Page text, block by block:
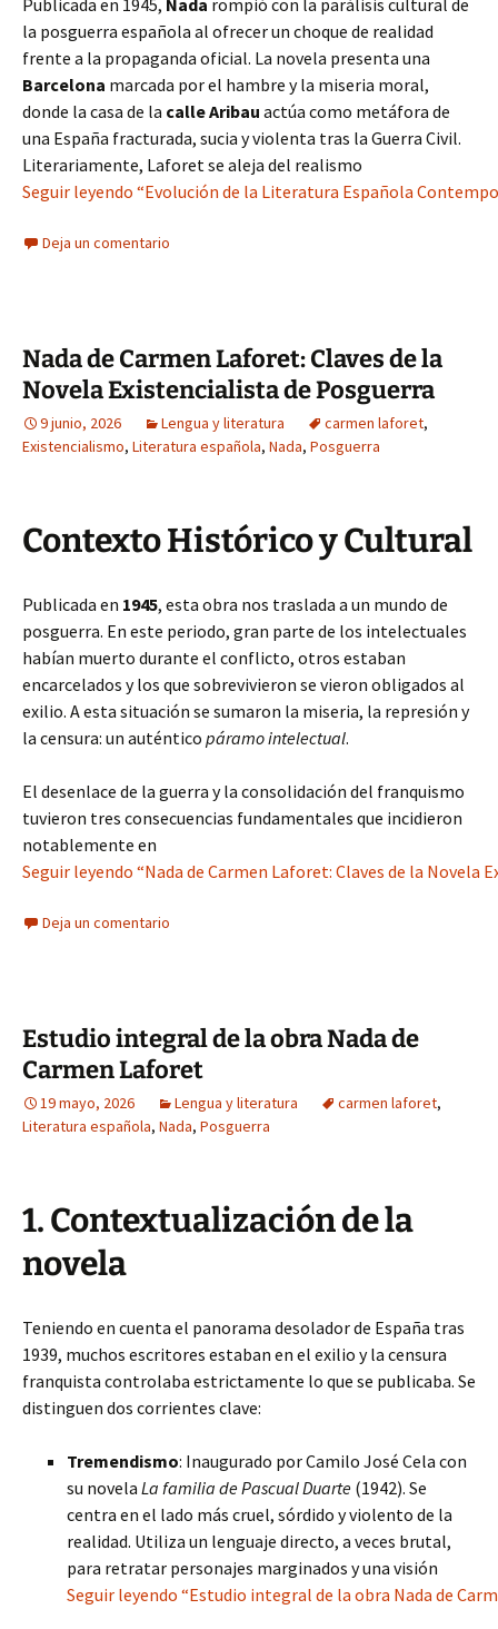
Publicada en 1945, Nada rompió con la parálisis cultural de
la posguerra española al ofrecer un choque de realidad
frente a la propaganda oficial. La novela presenta una
Barcelona marcada por el hambre y la miseria moral,
donde la casa de la calle Aribau actúa como metáfora de
una España fracturada, sucia y violenta tras la Guerra Civil.
Literariamente, Laforet se aleja del realismo
Seguir leyendo “Evolución de la Literatura Española
Deja un comentario
Nada de Carmen Laforet: Claves de la
Novela Existencialista de Posguerra
9 junio, 2026 Lengua y literatura carmen laforet,
Existencialismo, Literatura española, Nada, Posguerra
Contexto Histórico y Cultural
Publicada en 1945, esta obra nos traslada a un mundo de
posguerra. En este periodo, gran parte de los intelectuales
habían muerto durante el conflicto, otros estaban
encarcelados y los que sobrevivieron se vieron obligados al
exilio. A esta situación se sumaron la miseria, la represión y
la censura: un auténtico páramo intelectual.
El desenlace de la guerra y la consolidación del franquismo
tuvieron tres consecuencias fundamentales que incidieron
notablemente en
Seguir leyendo “Nada de Carmen Laforet: Claves de la Novela
Deja un comentario
Estudio integral de la obra Nada de
Carmen Laforet
19 mayo, 2026 Lengua y literatura carmen laforet,
Literatura española, Nada, Posguerra
1. Contextualización de la
novela
Teniendo en cuenta el panorama desolador de España tras
1939, muchos escritores estaban en el exilio y la censura
franquista controlaba estrictamente lo que se publicaba. Se
distinguen dos corrientes clave:
Tremendismo: Inaugurado por Camilo José Cela con
su novela La familia de Pascual Duarte (1942). Se
centra en el lado más cruel, sórdido y violento de la
realidad. Utiliza un lenguaje directo, a veces brutal,
para retratar personajes marginados y una visión
Seguir leyendo “Estudio integral de la obra Nada de